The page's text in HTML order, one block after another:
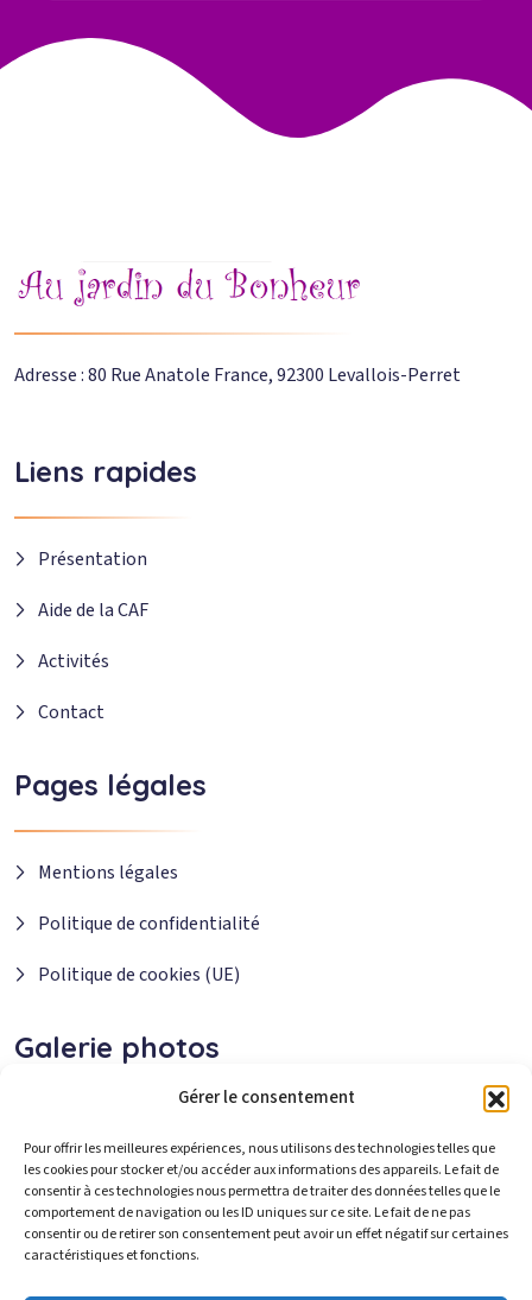
Gérer le consentement
Pour offrir les meilleures expériences, nous utilisons des technologies telles que
les cookies pour stocker et/ou accéder aux informations des appareils. Le fait de
consentir à ces technologies nous permettra de traiter des données telles que le
comportement de navigation ou les ID uniques sur ce site. Le fait de ne pas
consentir ou de retirer son consentement peut avoir un effet négatif sur certaines
caractéristiques et fonctions.
Adresse : 80 Rue Anatole France, 92300 Levallois-Perret
Liens rapides
Présentation
Aide de la CAF
Activités
Contact
Pages légales
Mentions légales
Politique de confidentialité
Politique de cookies (UE)
Galerie photos